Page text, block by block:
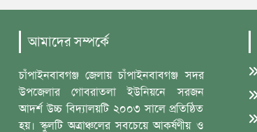
আমাদের সম্পর্কে
চাঁপাইনবাবগঞ্জ জেলায় চাঁপাইনবাবগঞ্জ সদর
উপজেলার গোবরাতলা ইউনিয়নে সরজন
আদর্শ ‎উচ্চ বিদ্যালয়টি ২০০৩ সালে প্রতিষ্ঠিত
হয়। স্কুলটি অত্রাঞ্চলের সবচেয়ে আকর্ষণীয় ও